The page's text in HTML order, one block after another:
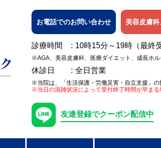
お電話でのお問い合わせ 美容皮膚
診療時間 10時15分～19時（最終
※AGA、美容皮膚科、医療ダイエット、成長ホ
休診日 全日営業
※当院は、「生活保護・労働災害・自立支援」の
※当日の混雑状況によって受付終了時間が早まる
友達登録でクーポン配信中